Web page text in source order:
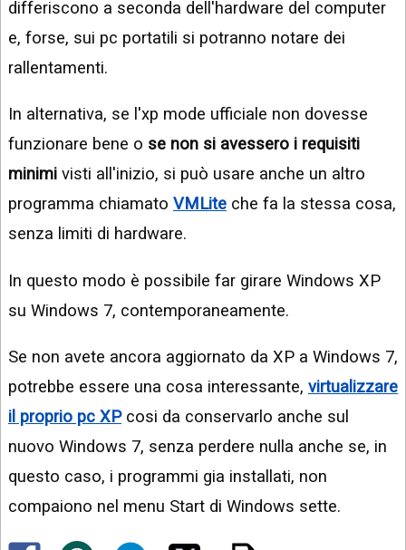
differiscono a seconda dell'hardware del computer
e, forse, sui pc portatili si potranno notare dei
rallentamenti.
In alternativa, se l'xp mode ufficiale non dovesse
funzionare bene o se non si avessero i requisiti
minimi visti all'inizio, si può usare anche un altro
programma chiamato VMLite che fa la stessa cosa,
senza limiti di hardware.
In questo modo è possibile far girare Windows XP
su Windows 7, contemporaneamente.
Se non avete ancora aggiornato da XP a Windows 7,
potrebbe essere una cosa interessante, virtualizzare
il proprio pc XPcosi da conservarlo anche sul
nuovo Windows 7, senza perdere nulla anche se, in
questo caso, i programmi gia installati, non
compaiono nel menu Start di Windows sette.